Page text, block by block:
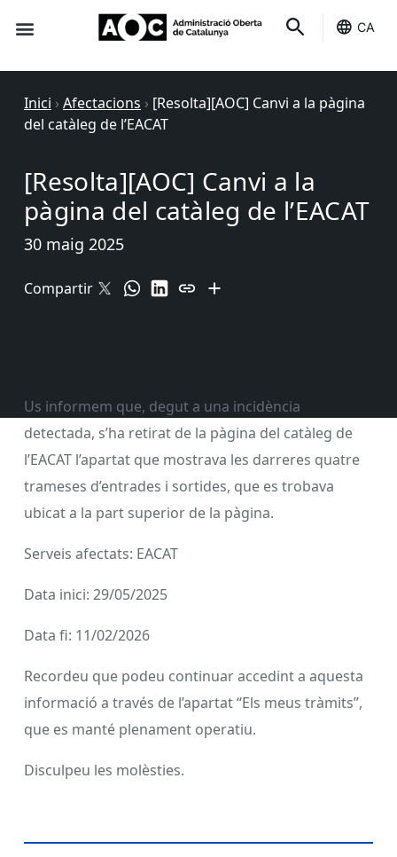
CA
Inici › Afectacions › [Resolta][AOC] Canvi a la pàgina
del catàleg de l’EACAT
[Resolta][AOC] Canvi a la
pàgina del catàleg de l’EACAT
30 maig 2025
Compartir
Us informem que, degut a una incidència
detectada, s’ha retirat de la pàgina del catàleg de
l’EACAT l’apartat que mostrava les darreres quatre
trameses d’entrades i sortides, que es trobava
ubicat a la part superior de la pàgina.
Serveis afectats: EACAT
Data inici: 29/05/2025
Data fi: 11/02/2026
Recordeu que podeu continuar accedint a aquesta
informació a través de l’apartat “Els meus tràmits”,
que es manté plenament operatiu.
Disculpeu les molèsties.